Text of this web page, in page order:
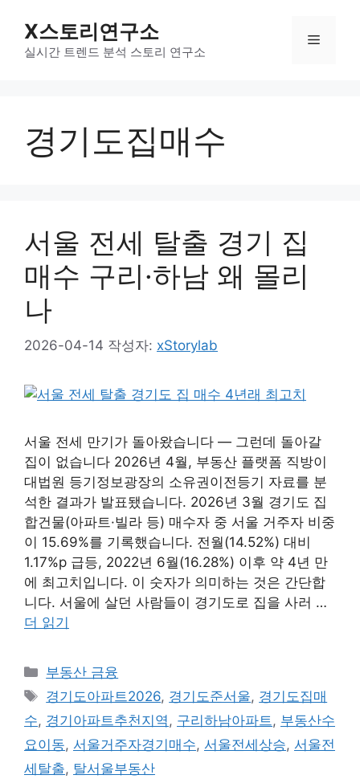
X스토리연구소
실시간 트렌드 분석 스토리 연구소
메
경기도집매수
서울 전세 탈출 경기 집
매수 구리·하남 왜 몰리
나
2026-04-14 작성자: xStorylab
서울 전세 만기가 돌아왔습니다 — 그런데 돌아갈
집이 없습니다 2026년 4월, 부동산 플랫폼 직방이
대법원 등기정보광장의 소유권이전등기 자료를 분
석한 결과가 발표됐습니다. 2026년 3월 경기도 집
합건물(아파트·빌라 등) 매수자 중 서울 거주자 비중
이 15.69%를 기록했습니다. 전월(14.52%) 대비
1.17%p 급등, 2022년 6월(16.28%) 이후 약 4년 만
에 최고치입니다. 이 숫자가 의미하는 것은 간단합
니다. 서울에 살던 사람들이 경기도로 집을 사러 …
더 읽기
카
테
고
리
부동산 금융
태
그
경기도아파트2026, 경기도준서울, 경기도집매
수, 경기아파트추천지역 , 구리하남아파트 , 부동산수
요이동, 서울거주자경기매수, 서울전세상승, 서울전
세탈출, 탈서울부동산